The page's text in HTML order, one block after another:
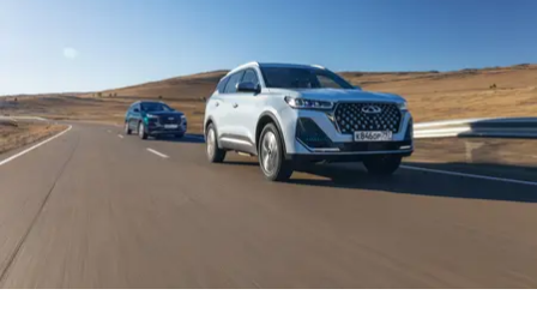
НОВИНКИ
БЛАГОТВОРИТЕЛЬНОСТЬ
CHERY И СПОРТ
НАШИ МЕРОПРИЯТИЯ